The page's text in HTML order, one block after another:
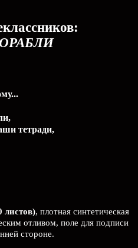
тетради,
листов), плотная синтетическая
отливом, поле для подписи
стороне.